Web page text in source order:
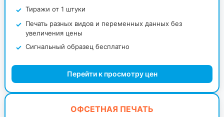
Тиражи от 1 штуки
Печать разных видов и переменных данных без
увеличения цены
Сигнальный образец бесплатно
Перейти к просмотру цен
ОФСЕТНАЯ ПЕЧАТЬ